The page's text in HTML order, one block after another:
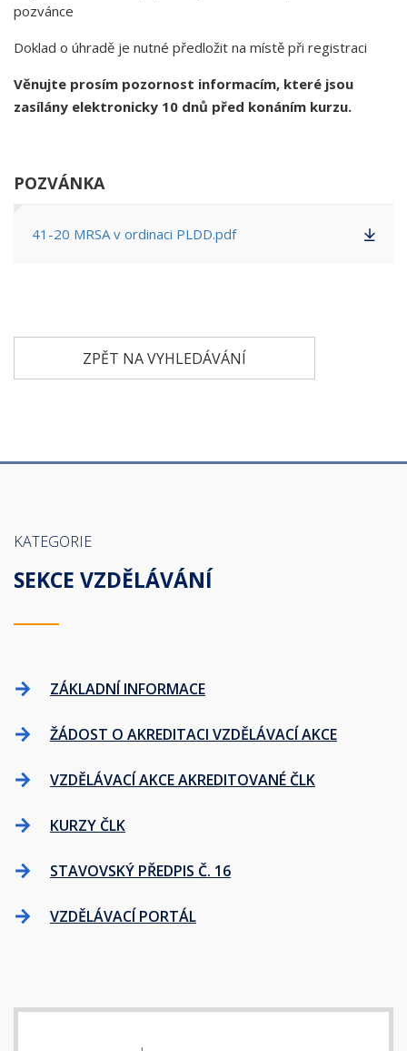
pozvánce
Doklad o úhradě je nutné předložit na místě při registraci
Věnujte prosím pozornost informacím, které jsou
zasílány elektronicky 10 dnů před konáním kurzu.
POZVÁNKA
41-20 MRSA v ordinaci PLDD.pdf
ZPĚT NA VYHLEDÁVÁNÍ
KATEGORIE
SEKCE VZDĚLÁVÁNÍ
ZÁKLADNÍ INFORMACE
ŽÁDOST O AKREDITACI VZDĚLÁVACÍ AKCE
VZDĚLÁVACÍ AKCE AKREDITOVANÉ ČLK
KURZY ČLK
STAVOVSKÝ PŘEDPIS Č. 16
VZDĚLÁVACÍ PORTÁL